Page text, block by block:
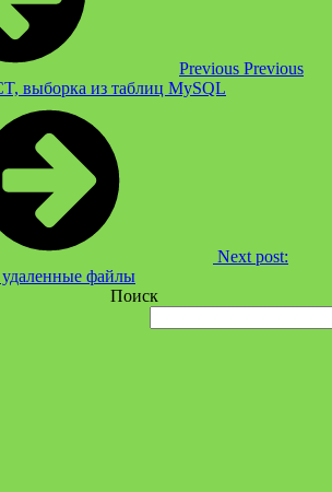
Previous Previous
выборка из таблиц MySQL
Next post:
удаленные файлы
Поиск